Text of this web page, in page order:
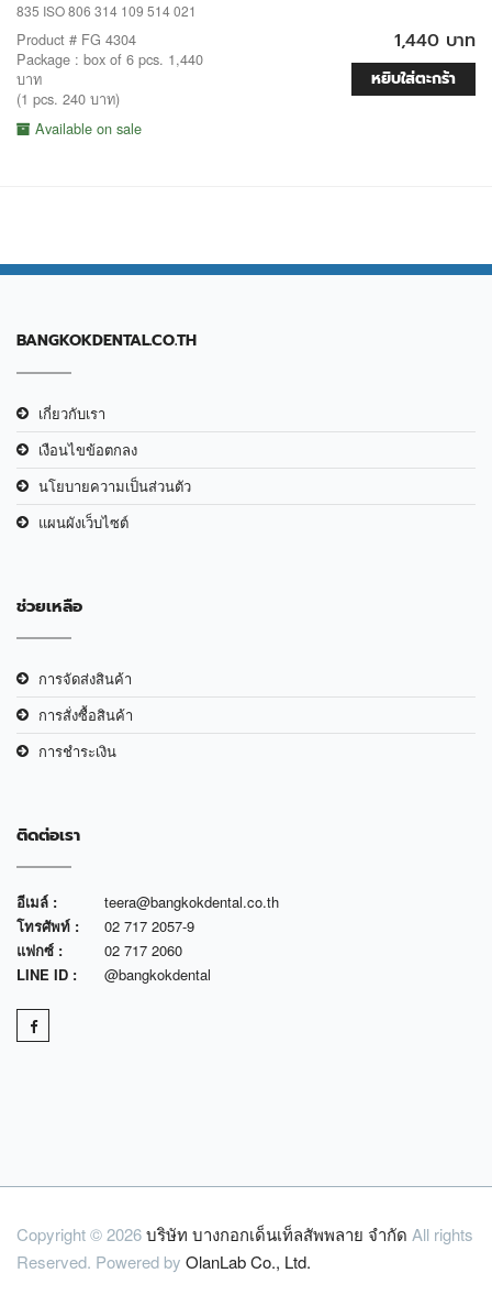
835 ISO 806 314 109 514 021
Product # FG 4304
Package : box of 6 pcs. 1,440
บาท
(1 pcs. 240 บาท)
Available on sale
1,440 บาท
หยิบใส่ตะกร้า
BANGKOKDENTAL.CO.TH
เกี่ยวกับเรา
เงือนไขข้อตกลง
นโยบายความเป็นส่วนตัว
แผนผังเว็บไซต์
ช่วยเหลือ
การจัดส่งสินค้า
การสั่งซื้อสินค้า
การชำระเงิน
ติดต่อเรา
อีเมล์ :
teera@bangkokdental.co.th
โทรศัพท์ :
02 717 2057-9
แฟกซ์ :
02 717 2060
LINE ID :
@bangkokdental
Copyright © 2026บริษัท บางกอกเด็นเท็ลสัพพลาย จำกัด All rights
Reserved. Powered by OlanLab Co., Ltd.